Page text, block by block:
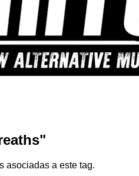
asociadas a este tag.